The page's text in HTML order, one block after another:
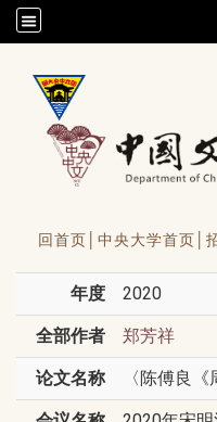
/accesskey"" title="Toolbar">:::
回首页│ 中央大学首页│
年度 2020
全部作者 郑芳祥
论文名称 〈陈傅良